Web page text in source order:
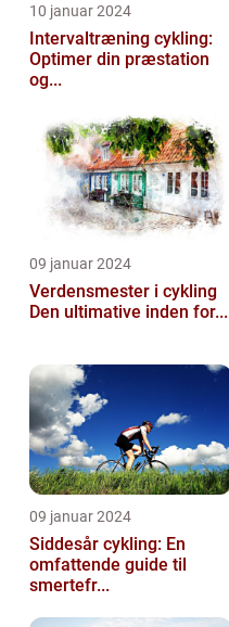
10 januar 2024
Intervaltræning cykling:
Optimer din præstation
og...
09 januar 2024
Verdensmester i cykling
Den ultimative inden for...
09 januar 2024
Siddesår cykling: En
omfattende guide til
smertefr...